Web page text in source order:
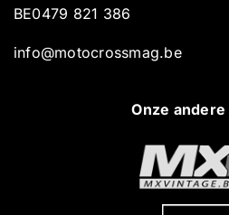
BE0479 821 386
info@motocrossmag.be
Onze andere